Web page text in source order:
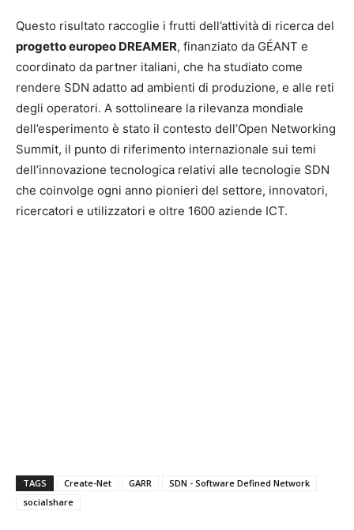
Questo risultato raccoglie i frutti dell’attività di ricerca del
progetto europeo DREAMER, finanziato da GÉANT e
coordinato da partner italiani, che ha studiato come
rendere SDN adatto ad ambienti di produzione, e alle reti
degli operatori. A sottolineare la rilevanza mondiale
dell’esperimento è stato il contesto dell’Open Networking
Summit, il punto di riferimento internazionale sui temi
dell’innovazione tecnologica relativi alle tecnologie SDN
che coinvolge ogni anno pionieri del settore, innovatori,
ricercatori e utilizzatori e oltre 1600 aziende ICT.
TAGS Create-Net GARR
SDN - Software Defined Network
socialshare